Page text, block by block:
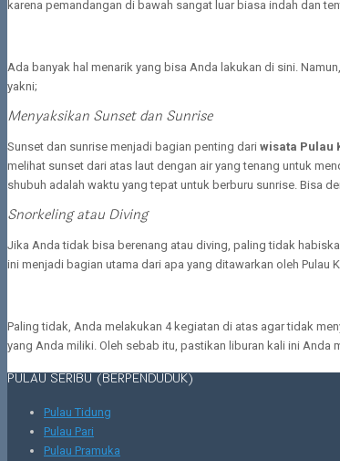
karena pemandangan di bawah sangat luar biasa indah dan
Ada banyak hal menarik yang bisa Anda lakukan di sini.
yakni;
Menyaksikan Sunset dan Sunrise
Sunset dan sunrise menjadi bagian penting dari wisata Pulau
melihat sunset dari atas laut dengan air yang tenang untuk
shubuh adalah waktu yang tepat untuk berburu sunrise. Bisa
Snorkeling atau Diving
Jika Anda tidak bisa berenang atau diving, paling tidak
ini menjadi bagian utama dari apa yang ditawarkan oleh Pulau
Paling tidak, Anda melakukan 4 kegiatan di atas agar tidak
yang Anda miliki. Oleh sebab itu, pastikan liburan kali ini
PULAU SERIBU (BERPENDUDUK)
Pulau Tidung
Pulau Pari
Pulau Pramuka